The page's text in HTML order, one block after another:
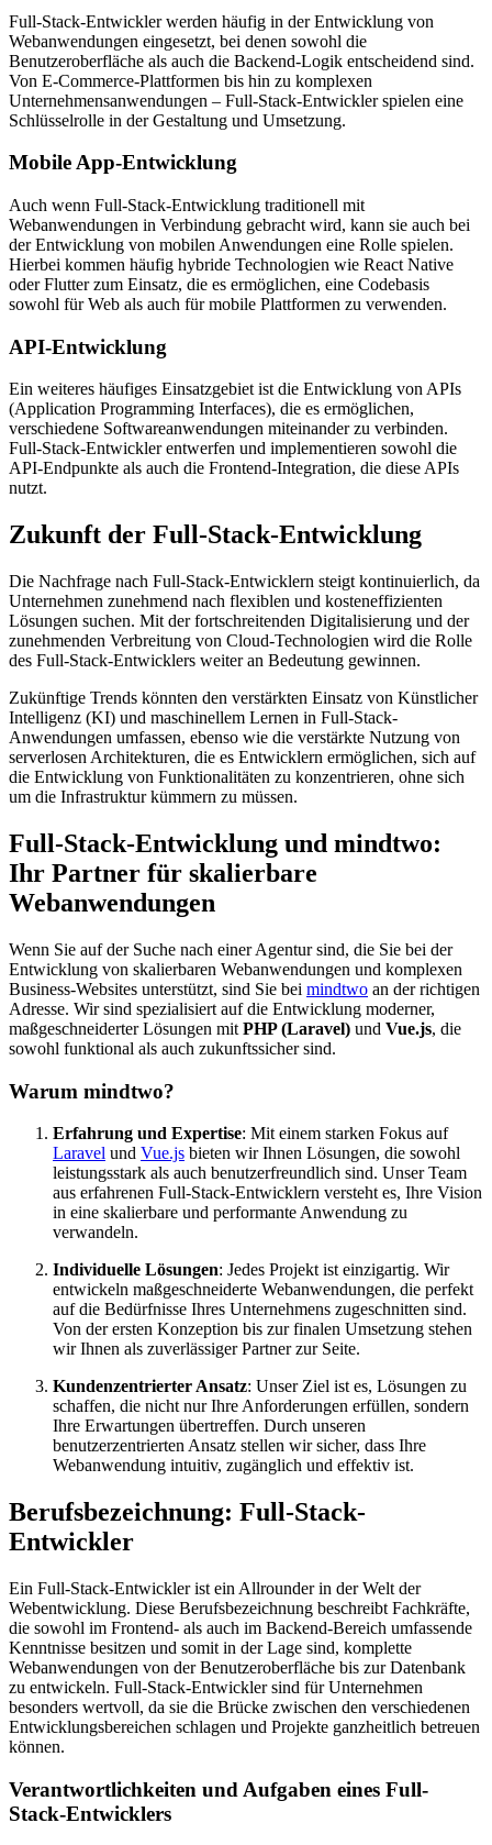
Full-Stack-Entwickler werden häufig in der Entwicklung von
Webanwendungen eingesetzt, bei denen sowohl die
Benutzeroberfläche als auch die Backend-Logik entscheidend sind.
Von E-Commerce-Plattformen bis hin zu komplexen
Unternehmensanwendungen – Full-Stack-Entwickler spielen eine
Schlüsselrolle in der Gestaltung und Umsetzung.
Mobile App-Entwicklung
Auch wenn Full-Stack-Entwicklung traditionell mit
Webanwendungen in Verbindung gebracht wird, kann sie auch bei
der Entwicklung von mobilen Anwendungen eine Rolle spielen.
Hierbei kommen häufig hybride Technologien wie React Native
oder Flutter zum Einsatz, die es ermöglichen, eine Codebasis
sowohl für Web als auch für mobile Plattformen zu verwenden.
API-Entwicklung
Ein weiteres häufiges Einsatzgebiet ist die Entwicklung von APIs
(Application Programming Interfaces), die es ermöglichen,
verschiedene Softwareanwendungen miteinander zu verbinden.
Full-Stack-Entwickler entwerfen und implementieren sowohl die
API-Endpunkte als auch die Frontend-Integration, die diese APIs
nutzt.
Zukunft der Full-Stack-Entwicklung
Die Nachfrage nach Full-Stack-Entwicklern steigt kontinuierlich, da
Unternehmen zunehmend nach flexiblen und kosteneffizienten
Lösungen suchen. Mit der fortschreitenden Digitalisierung und der
zunehmenden Verbreitung von Cloud-Technologien wird die Rolle
des Full-Stack-Entwicklers weiter an Bedeutung gewinnen.
Zukünftige Trends könnten den verstärkten Einsatz von Künstlicher
Intelligenz (KI) und maschinellem Lernen in Full-Stack-
Anwendungen umfassen, ebenso wie die verstärkte Nutzung von
serverlosen Architekturen, die es Entwicklern ermöglichen, sich auf
die Entwicklung von Funktionalitäten zu konzentrieren, ohne sich
um die Infrastruktur kümmern zu müssen.
Full-Stack-Entwicklung und mindtwo:
Ihr Partner für skalierbare
Webanwendungen
Wenn Sie auf der Suche nach einer Agentur sind, die Sie bei der
Entwicklung von skalierbaren Webanwendungen und komplexen
Business-Websites unterstützt, sind Sie bei mindtwo an der richtigen
Adresse. Wir sind spezialisiert auf die Entwicklung moderner,
maßgeschneiderter Lösungen mit PHP (Laravel) und Vue.js, die
sowohl funktional als auch zukunftssicher sind.
Warum mindtwo?
Erfahrung und Expertise: Mit einem starken Fokus auf
Laravel und Vue.js bieten wir Ihnen Lösungen, die sowohl
leistungsstark als auch benutzerfreundlich sind. Unser Team
aus erfahrenen Full-Stack-Entwicklern versteht es, Ihre Vision
in eine skalierbare und performante Anwendung zu
verwandeln.
Individuelle Lösungen: Jedes Projekt ist einzigartig. Wir
entwickeln maßgeschneiderte Webanwendungen, die perfekt
auf die Bedürfnisse Ihres Unternehmens zugeschnitten sind.
Von der ersten Konzeption bis zur finalen Umsetzung stehen
wir Ihnen als zuverlässiger Partner zur Seite.
Kundenzentrierter Ansatz: Unser Ziel ist es, Lösungen zu
schaffen, die nicht nur Ihre Anforderungen erfüllen, sondern
Ihre Erwartungen übertreffen. Durch unseren
benutzerzentrierten Ansatz stellen wir sicher, dass Ihre
Webanwendung intuitiv, zugänglich und effektiv ist.
Berufsbezeichnung: Full-Stack-
Entwickler
Ein Full-Stack-Entwickler ist ein Allrounder in der Welt der
Webentwicklung. Diese Berufsbezeichnung beschreibt Fachkräfte,
die sowohl im Frontend- als auch im Backend-Bereich umfassende
Kenntnisse besitzen und somit in der Lage sind, komplette
Webanwendungen von der Benutzeroberfläche bis zur Datenbank
zu entwickeln. Full-Stack-Entwickler sind für Unternehmen
besonders wertvoll, da sie die Brücke zwischen den verschiedenen
Entwicklungsbereichen schlagen und Projekte ganzheitlich betreuen
können.
Verantwortlichkeiten und Aufgaben eines Full-
Stack-Entwicklers